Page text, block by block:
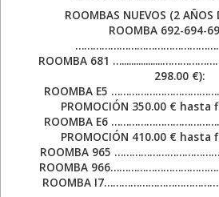
ROOMBAS NUEVOS (2 AÑOS
ROOMBA 692-694-
ROOMBA 681
298.00 €):
ROOMBA E5
PROMOCIÓN 350.00 € hasta
ROOMBA E6
PROMOCIÓN 410.00 € hasta
ROOMBA 965
ROOMBA
ROOMBA